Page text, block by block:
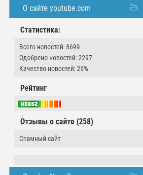
О сайте youtube.com
Статистика:
Всего новостей: 8699
Одобрено новостей: 2297
Качество новостей: 26%
Рейтинг
Отзывы о сайте (258)
Спамный сайт